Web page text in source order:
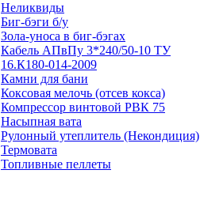
Неликвиды
Биг-бэги б/у
Зола-уноса в биг-бэгах
Кабель АПвПу 3*240/50-10 ТУ
16.К180-014-2009
Камни для бани
Коксовая мелочь (отсев кокса)
Компрессор винтовой РВК 75
Насыпная вата
Рулонный утеплитель (Некондиция)
Термовата
Топливные пеллеты